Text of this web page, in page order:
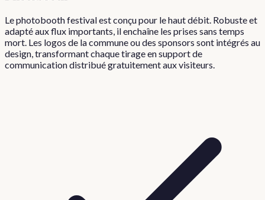
Le photobooth festival est conçu pour le haut débit. Robuste et
adapté aux flux importants, il enchaîne les prises sans temps
mort. Les logos de la commune ou des sponsors sont intégrés au
design, transformant chaque tirage en support de
communication distribué gratuitement aux visiteurs.